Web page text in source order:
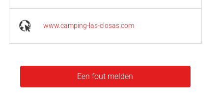
www.camping-las-closas.com
Een fout melden